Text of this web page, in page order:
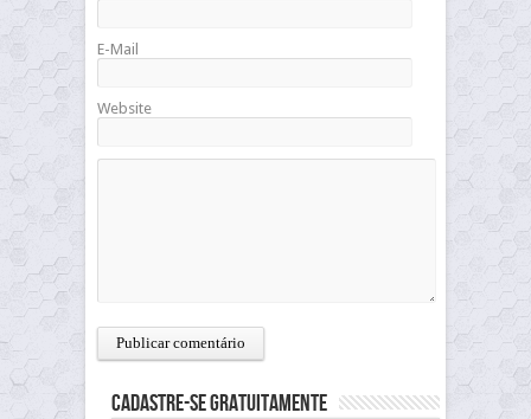
E-Mail
Website
Cadastre-se gratuitamente